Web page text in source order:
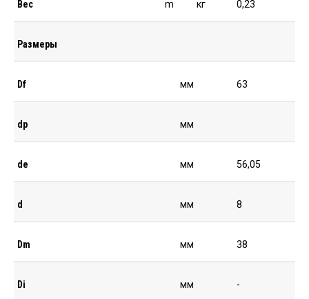
Вес m кг 0,23
Размеры
Df мм 63
dp мм
de мм 56,05
d мм 8
Dm мм 38
Di мм -